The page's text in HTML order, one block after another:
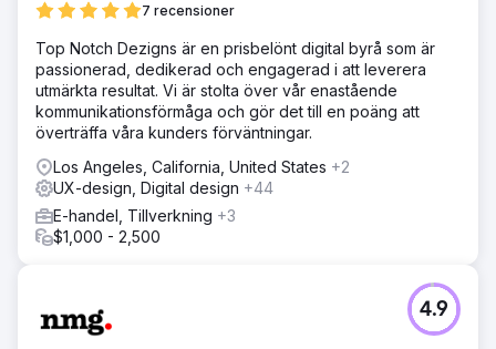
7 recensioner
Top Notch Dezigns är en prisbelönt digital byrå som är
passionerad, dedikerad och engagerad i att leverera
utmärkta resultat. Vi är stolta över vår enastående
kommunikationsförmåga och gör det till en poäng att
överträffa våra kunders förväntningar.
Los Angeles, California, United States +2
UX-design, Digital design +44
E-handel, Tillverkning +3
$1,000 - 2,500
4.9